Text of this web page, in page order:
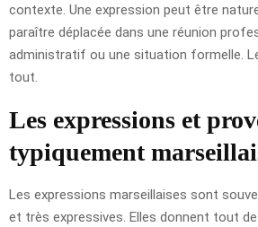
contexte. Une expression peut être
paraître déplacée dans une réunion
administratif ou une situation formelle.
tout.
Les expressions et
typiquement
Les expressions marseillaises sont
et très expressives. Elles donnent tout